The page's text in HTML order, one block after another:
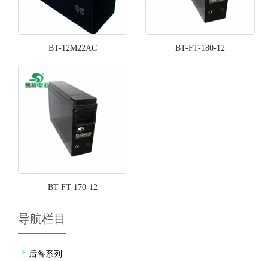
BT-12M22AC BT-FT-180-12
BT-FT-170-12
导航栏目
后备系列